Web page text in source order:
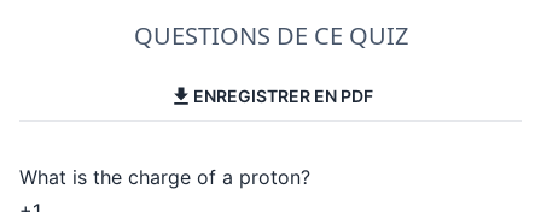
QUESTIONS DE CE QUIZ
ENREGISTRER EN PDF
What is the charge of a proton?